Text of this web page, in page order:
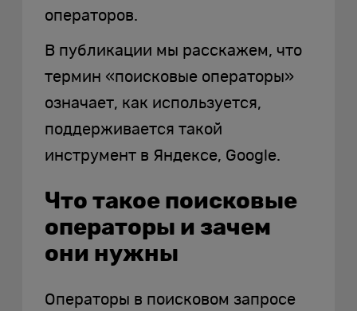
операторов.
В публикации мы расскажем, что
термин «поисковые операторы»
означает, как используется,
поддерживается такой
инструмент в Яндексе, Google.
Что такое поисковые
операторы и зачем
они нужны
Операторы в поисковом запросе